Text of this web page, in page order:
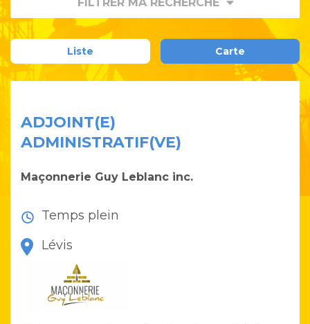
Liste Carte
ADJOINT(E)
ADMINISTRATIF(VE)
Maçonnerie Guy Leblanc inc.
Temps plein
Lévis